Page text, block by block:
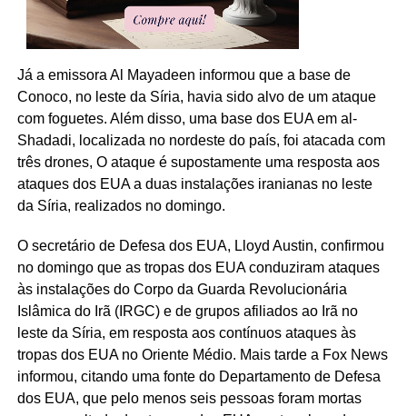
Já a emissora Al Mayadeen informou que a base de
Conoco, no leste da Síria, havia sido alvo de um ataque
com foguetes. Além disso, uma base dos EUA em al-
Shadadi, localizada no nordeste do país, foi atacada com
três drones, O ataque é supostamente uma resposta aos
ataques dos EUA a duas instalações iranianas no leste
da Síria, realizados no domingo.
O secretário de Defesa dos EUA, Lloyd Austin, confirmou
no domingo que as tropas dos EUA conduziram ataques
às instalações do Corpo da Guarda Revolucionária
Islâmica do Irã (IRGC) e de grupos afiliados ao Irã no
leste da Síria, em resposta aos contínuos ataques às
tropas dos EUA no Oriente Médio. Mais tarde a Fox News
informou, citando uma fonte do Departamento de Defesa
dos EUA, que pelo menos seis pessoas foram mortas